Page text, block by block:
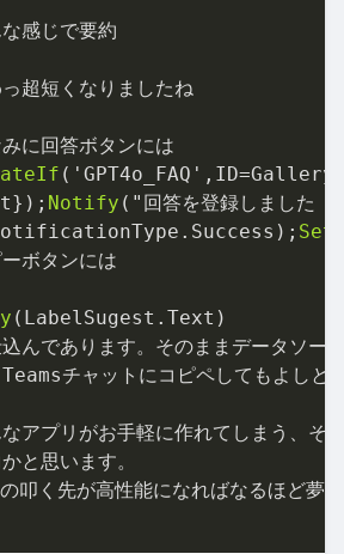
感じで要約
っ超短くなりましたね
Notify ("回答を登録しました
Set
ボタンには
(LabelSugest.Text)
込んであります。そのままデータソー
Teamsチャットにコピペしてもよしと
なアプリがお手軽に作れてしまう、そ
と思います。
叩く先が高性能になればなるほど夢